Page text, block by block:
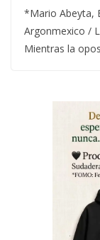
*Mario Abeyta,
Argonmexico /
Mientras la